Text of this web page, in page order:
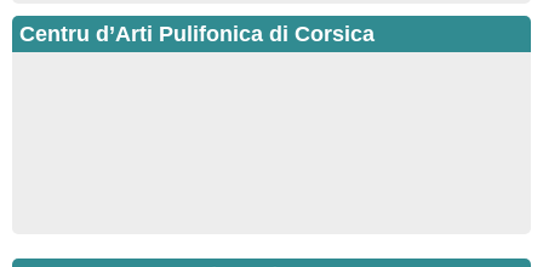
Centru d’Arti Pulifonica di Corsica